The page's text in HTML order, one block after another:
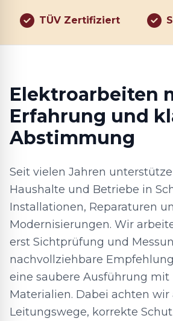
TÜV Zertifiziert
Elektroarbeiten
Erfahrung und
Abstimmung
Seit vielen Jahren
Haushalte und Betriebe in
Installationen, Reparaturen
Modernisierungen. Wir
erst Sichtprüfung und
nachvollziehbare
eine saubere Ausführung mit
Materialien. Dabei achten wir
Leitungswege, korrekte